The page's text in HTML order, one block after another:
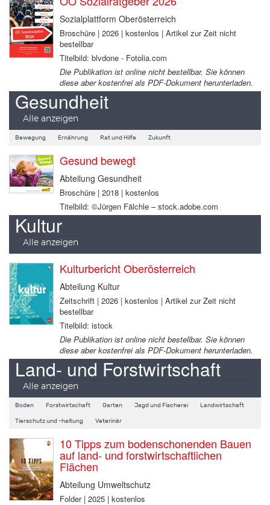
Sozialplattform Oberösterreich
Broschüre | 2026 | kostenlos | Artikel zur Zeit nicht
bestellbar
Titelbild: blvdone - Fotolia.com
Die Publikation ist online nicht bestellbar. Sie können
diese aber kostenfrei als PDF-Dokument herunterladen.
Gesundheit
Alle anzeigen
Bewegung Ernährung Rat und Hilfe Zukunft
Gesund bewegt
Abteilung Gesundheit
Broschüre | 2018 | kostenlos
Titelbild: ©Jürgen Fälchle – stock.adobe.com
Kultur
Alle anzeigen
Kulturbericht Oberösterreich
Abteilung Kultur
Zeitschrift | 2026 | kostenlos | Artikel zur Zeit nicht
bestellbar
Titelbild: istock
Die Publikation ist online nicht bestellbar. Sie können
diese aber kostenfrei als PDF-Dokument herunterladen.
Land- und Forstwirtschaft
Alle anzeigen
Boden Forstwirtschaft Garten Jagd und Fischerei Landwirtschaft
Tierschutz und -haltung Veterinär
10 Tipps zum bodenschonenden Bauen
auf land- und forstwirtschaftlichen
Flächen
Abteilung Umweltschutz
Folder | 2025 | kostenlos